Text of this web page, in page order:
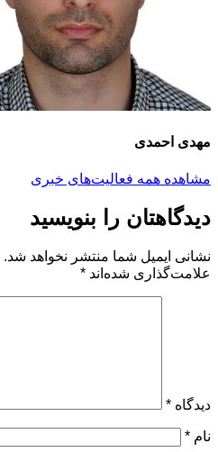
مهدی احمدی
مشاهده همه فعالیت‌های خبری
دیدگاهتان را بنویسید
نشانی ایمیل شما منتشر نخواهد شد.
علامت‌گذاری شده‌اند *
دیدگاه *
نام *